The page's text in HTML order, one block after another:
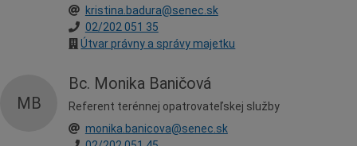
kristina.badura@senec.sk
02/202 051 35
Útvar právny a správy majetku
MB
Bc. Monika Baničová
Referent terénnej opatrovateľskej služby
monika.banicova@senec.sk